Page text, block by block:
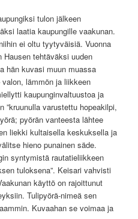
tulon jälkeen
laatia kaupungille vaakunan.
ei oltu tyytyväisiä. Vuonna
Hausen tehtäväksi uuden
hän kuvasi muun muassa
lämmön ja liikkeen
kaupunginvaltuustoa ja
”kruunulla varustettu hopeakilpi,
pyörän vanteesta lähtee
liekki kultaisella keskuksella ja
hieno punainen säde.
syntymistä rautatieliikkeen
tuloksena”. Keisari vahvisti
käyttö on rajoittunut
Tulipyörä-nimeä sen
Kuvaahan se voimaa ja